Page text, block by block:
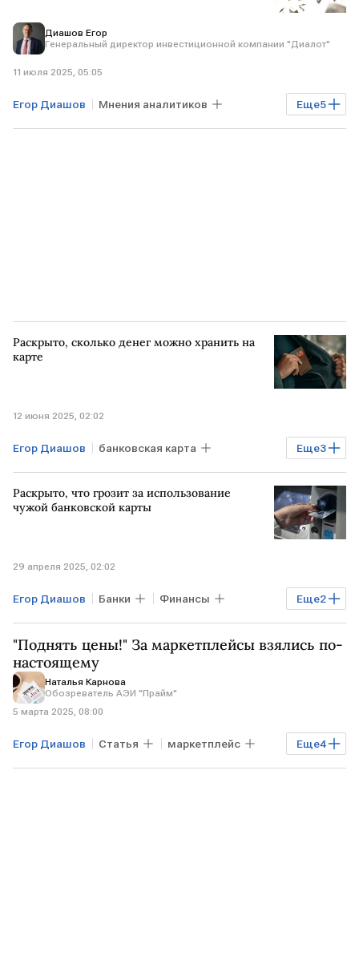
Диашов Егор
Генеральный директор инвестиционной компании "Диалот"
11 июля 2025, 05:05
Еще5
Егор Диашов Мнения аналитиков
инвестиции ставки по вкладам
Раскрыто, сколько денег можно хранить на
карте
12 июня 2025, 02:02
Еще3
Егор Диашов банковская карта
Финансы Общество Опора России
Раскрыто, что грозит за использование
чужой банковской карты
29 апреля 2025, 02:02
Еще2
Егор Диашов Банки Финансы
Общество банковская карта
"Поднять цены!" За маркетплейсы взялись по-
настоящему
Наталья Карнова
Обозреватель АЭИ "Прайм"
5 марта 2025, 08:00
Еще4
Егор Диашов Статья маркетплейс
контрафакт на маркетплейсах Бизнес